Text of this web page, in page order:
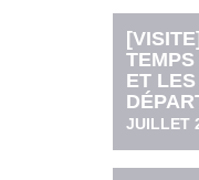
TEMPS
ET
JUILLET